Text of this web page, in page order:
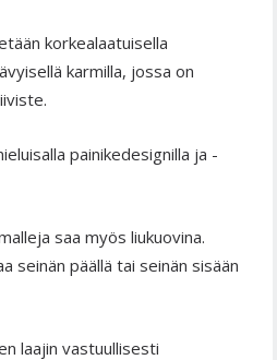
korkealaatuisella
karmilla, jossa on
painikedesignilla ja -
saa myös liukuovina.
seinän päällä tai seinän sisään
laajin vastuullisesti